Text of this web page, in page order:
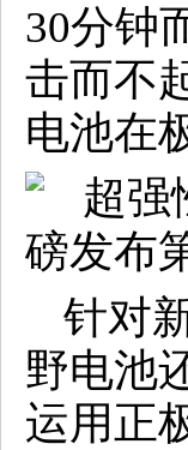
30分钟
击而不
电池在
针对
野电池
运用正